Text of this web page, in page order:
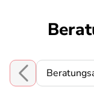
Choose a section